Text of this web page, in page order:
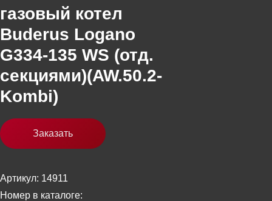
газовый котел
Buderus Logano
G334-135 WS (отд.
секциями)(AW.50.2-
Kombi)
Заказать
Артикул: 14911
Номер в каталоге: